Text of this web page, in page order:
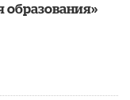
образования»